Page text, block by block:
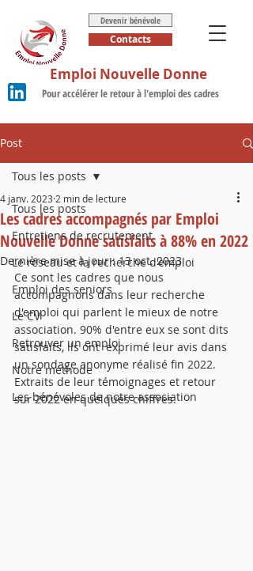
Devenir bénévole
Contacts
Emploi Nouvelle Donne
Pour accélérer le retour à l'emploi des cadres
Post
Tous les posts
Entretiens de recrutement
Le réseau et la recherche d'emploi
Emploi des seniors
Le CV
Retrouver un emploi
Notre méthode
Les bénévoles de notre association
Tous les posts
Les cadres accompagnés par Emploi
Nouvelle Donne satisfaits à 88% en 2022
4 janv. 2023 2 min de lecture
Dernière mise à jour :13 oct. 2023
Ce sont les cadres que nous
accompagnons dans leur recherche
d'emploi qui parlent le mieux de notre
association. 90% d'entre eux se sont dits
satisfaits, ils ont  exprimé leur avis dans
un sondage anonyme réalisé fin 2022.
Extraits de leur témoignages et retour
sur 2022 en quelques chiffres.